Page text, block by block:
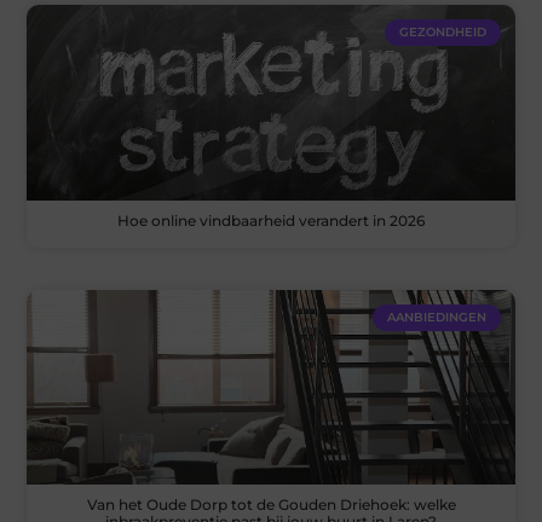
GEZONDHEID
Hoe online vindbaarheid verandert in 2026
AANBIEDINGEN
Van het Oude Dorp tot de Gouden Driehoek: welke